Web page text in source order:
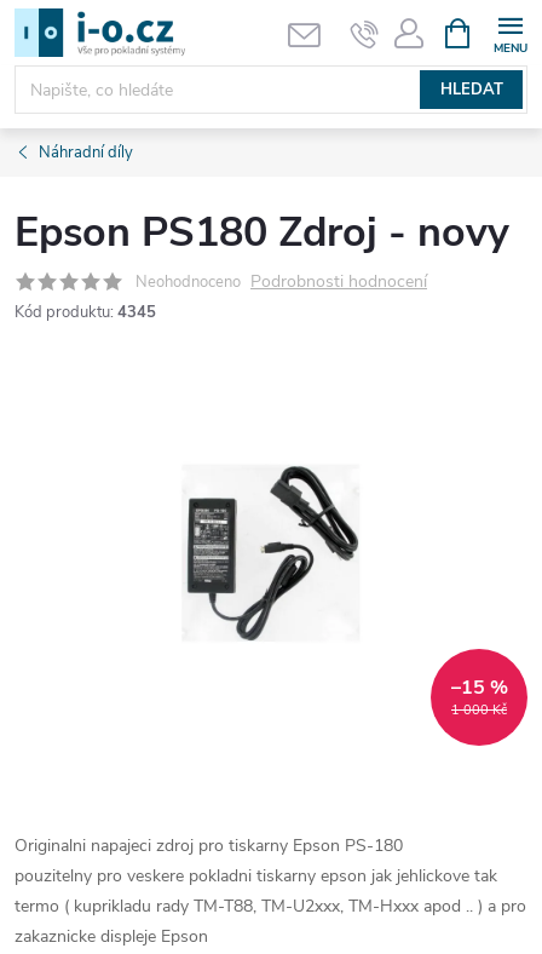
Přejít
obsah
HLEDAT
NÁKUPNÍ
KOŠÍK
Náhradní díly
Epson PS180 Zdroj - novy
Neohodnoceno Podrobnosti hodnocení
Kód produktu: 4345
1 000 Kč
–15 %
Originalni napajeci zdroj pro tiskarny Epson PS-180
pouzitelny pro veskere pokladni tiskarny epson jak jehlickove tak
termo ( kuprikladu rady TM-T88, TM-U2xxx, TM-Hxxx apod .. ) a pro
zakaznicke displeje Epson